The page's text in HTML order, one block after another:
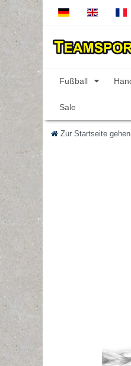
Fußball
Sale
Zur Startseite gehen